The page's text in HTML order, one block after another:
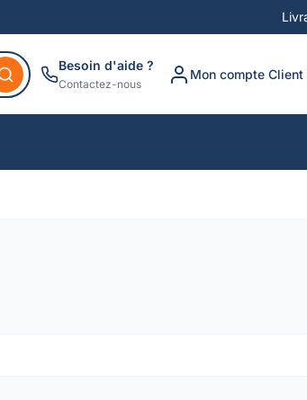
Besoin d'aide ?
Contactez-nous
Mon compte Client